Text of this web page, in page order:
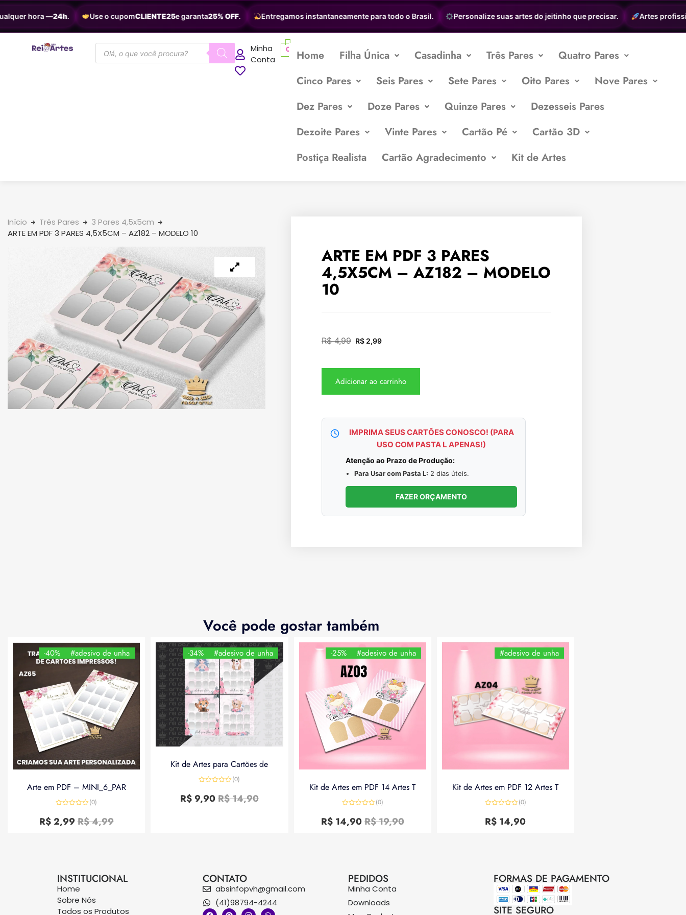
hora —24h. Use o cupomCLIENTE25e garanta25% OFF. Entregamos instantaneamente para todo o Brasil. Personalize suas artes do jeitinho que precisar. Artes
Minha
Conta
0 Home Filha Única Casadinha Três Pares
Quatro Pares
Cinco Pares
Seis Pares Sete Pares Oito Pares
Nove Pares
Dez Pares
Doze Pares Quinze Pares
Dezesseis Pares
Dezoite Pares
Vinte Pares Cartão Pé
Cartão 3D
Postiça Realista
Cartão Agradecimento Kit de Artes
Início Três Pares
3 Pares 4,5x5cm
ARTE EM PDF 3 PARES 4,5X5CM – AZ182 – MODELO 10
ARTE EM PDF 3 PARES
4,5X5CM – AZ182 – MODELO
10
R$4,99 R$ 2,99
Adicionar ao carrinho
IMPRIMA SEUS CARTÕES CONOSCO! (PARA
USO COM PASTA L APENAS!)
Atenção ao Prazo de Produção:
Para Usar com Pasta L: 2 dias úteis.
FAZER ORÇAMENTO
Você pode gostar também
-40% #adesivo de unha
Arte em PDF – MINI_6_PAR
0
de
(0)
R$4,99
R$2,99
-34% #adesivo de unha
Kit de Artes para Cartões de
0
de
(0)
R$14,90
R$9,90
-25% #adesivo de unha
Kit de Artes em PDF 14 Artes T
0
de
(0)
R$19,90
R$14,90
#adesivo de unha
Kit de Artes em PDF 12 Artes T
0
de
(0)
R$ 14,90
INSTITUCIONAL
Home
Sobre Nós
Todos os Produtos
CONTATO
absinfopvh@gmail.com
(41)98794-4244
PEDIDOS
Minha Conta
Downloads
FORMAS DE PAGAMENTO
SITE SEGURO